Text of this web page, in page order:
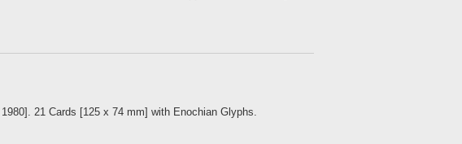
21 Cards [125 x 74 mm] with Enochian Glyphs.